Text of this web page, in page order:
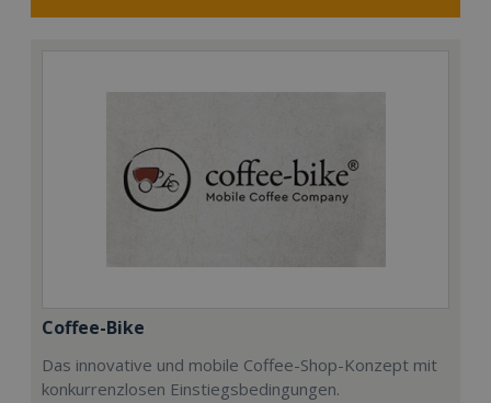
Coffee-Bike
Das innovative und mobile Coffee-Shop-Konzept mit
konkurrenzlosen Einstiegsbedingungen.